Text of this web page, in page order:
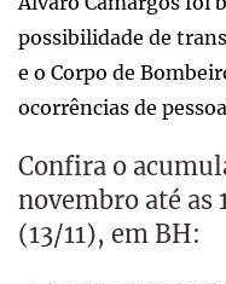
possibilidade de
e o Corpo de
ocorrências de
Confira o
novembro até
(13/11), em BH: